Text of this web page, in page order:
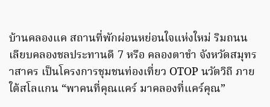
บ้านคลองแค สถานที่พักผ่อนหย่อนใจแห่งใหม่ ริมถนน
เลียบคลองชลประทานดี 7 หรือ คลองตาขำ จังหวัดสมุทร
าสาคร เป็นโครงการชุมชนท่องเที่ยว OTOP นวัตวิถี ภาย
ใต้สโลแกน “พาคนที่คุณแคร์ มาคลองที่แคร์คุณ”